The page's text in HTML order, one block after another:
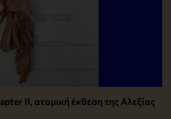
II, ατομική έκθεση της Αλεξίας